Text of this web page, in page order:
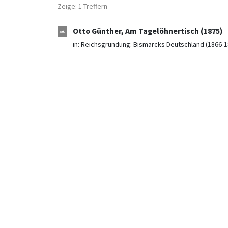
Zeige: 1 Treffern
Otto Günther, Am Tagelöhnertisch (1875)
in: Reichsgründung: Bismarcks Deutschland (1866-